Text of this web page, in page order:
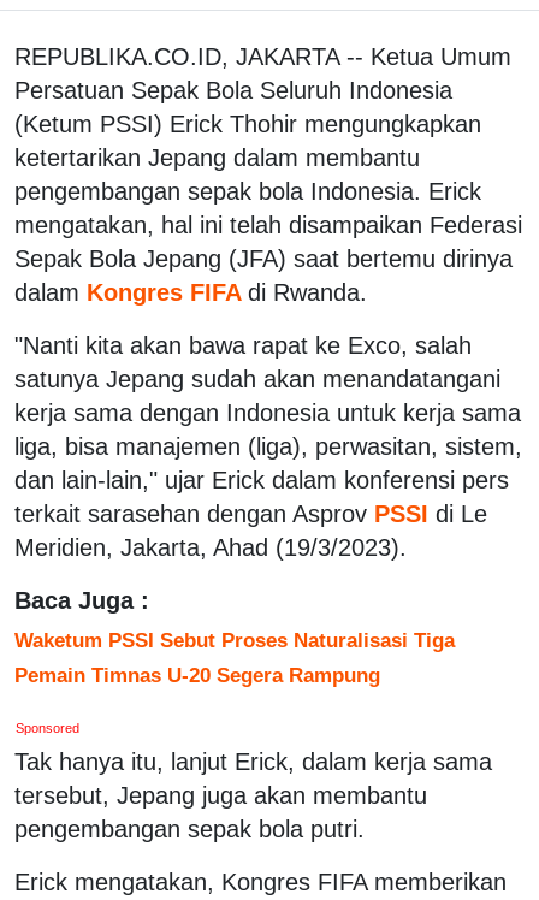
REPUBLIKA.CO.ID, JAKARTA -- Ketua Umum
Persatuan Sepak Bola Seluruh Indonesia
(Ketum PSSI) Erick Thohir mengungkapkan
ketertarikan Jepang dalam membantu
pengembangan sepak bola Indonesia. Erick
mengatakan, hal ini telah disampaikan Federasi
Sepak Bola Jepang (JFA) saat bertemu dirinya
dalam Kongres FIFA di Rwanda.
"Nanti kita akan bawa rapat ke Exco, salah
satunya Jepang sudah akan menandatangani
kerja sama dengan Indonesia untuk kerja sama
liga, bisa manajemen (liga), perwasitan, sistem,
dan lain-lain," ujar Erick dalam konferensi pers
terkait sarasehan dengan Asprov PSSI di Le
Meridien, Jakarta, Ahad (19/3/2023).
Baca Juga :
Waketum PSSI Sebut Proses Naturalisasi Tiga
Pemain Timnas U-20 Segera Rampung
Sponsored
Tak hanya itu, lanjut Erick, dalam kerja sama
tersebut, Jepang juga akan membantu
pengembangan sepak bola putri.
Erick mengatakan, Kongres FIFA memberikan